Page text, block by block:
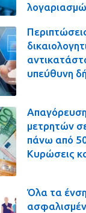
υπεύθυνη
μετρητών
πάνω από
Κυρώσεις
Όλα τα